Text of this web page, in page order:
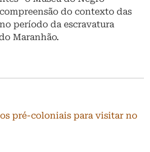
do contexto das
período da escravatura
Maranhão.
pré-coloniais para visitar no